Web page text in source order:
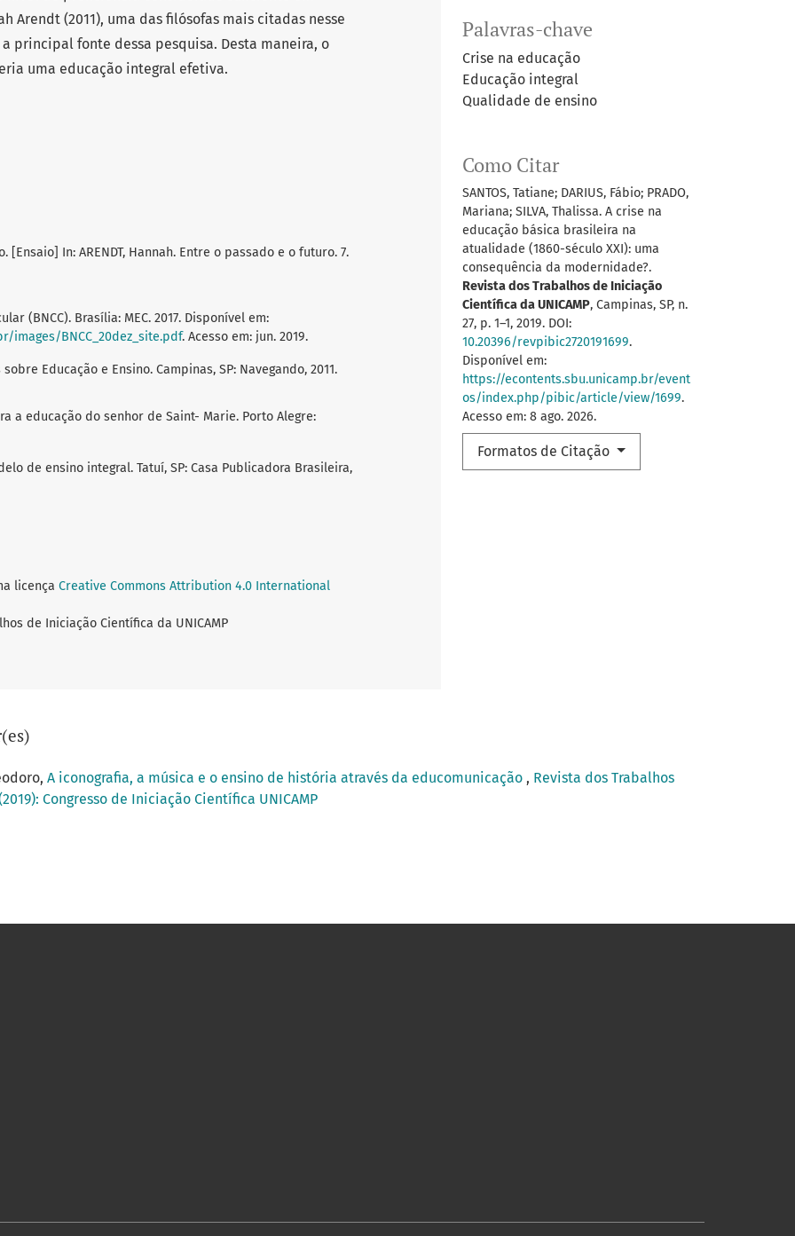
Palavras-chave
Crise na educação
Educação integral
Qualidade de ensino
Como Citar
SANTOS, Tatiane; DARIUS, Fábio; PRADO,
Mariana; SILVA, Thalissa. A crise na
educação básica brasileira na
atualidade (1860-século XXI): uma
consequência da modernidade?.
Revista dos Trabalhos de Iniciação
Científica da UNICAMP, Campinas, SP, n.
27, p. 1–1, 2019. DOI:
10.20396/revpibic2720191699.
Disponível em:
https://econtents.sbu.unicamp.br/event
os/index.php/pibic/article/view/1699.
Acesso em: 8 ago. 2026.
Formatos de Citação
Arendt (2011), uma das filósofas mais citadas nesse
principal fonte dessa pesquisa. Desta maneira, o
uma educação integral efetiva.
[Ensaio] In: ARENDT, Hannah. Entre o passado e o futuro. 7.
(BNCC). Brasília: MEC. 2017. Disponível em:
images/BNCC_20dez_site.pdf. Acesso em: jun. 2019.
sobre Educação e Ensino. Campinas, SP: Navegando, 2011.
a educação do senhor de Saint- Marie. Porto Alegre:
de ensino integral. Tatuí, SP: Casa Publicadora Brasileira,
licença Creative Commons Attribution 4.0 International
de Iniciação Científica da UNICAMP
A iconografia, a música e o ensino de história através da educomunicação , Revista dos Trabalhos
Congresso de Iniciação Científica UNICAMP